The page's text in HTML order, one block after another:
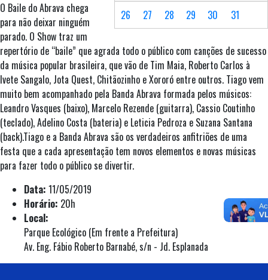
26
27 28 29 30 31
O Baile do Abrava chega
para não deixar ninguém
parado. O Show traz um
repertório de “baile” que agrada todo o público com canções de sucesso
da música popular brasileira, que vão de Tim Maia, Roberto Carlos à
Ivete Sangalo, Jota Quest, Chitãozinho e Xororó entre outros. Tiago vem
muito bem acompanhado pela Banda Abrava formada pelos músicos:
Leandro Vasques (baixo), Marcelo Rezende (guitarra), Cassio Coutinho
(teclado), Adelino Costa (bateria) e Leticia Pedroza e Suzana Santana
(back).Tiago e a Banda Abrava são os verdadeiros anfitriões de uma
festa que a cada apresentação tem novos elementos e novas músicas
para fazer todo o público se divertir.
Data: 11/05/2019
Horário: 20h
Local:
Parque Ecológico (Em frente a Prefeitura)
Av. Eng. Fábio Roberto Barnabé, s/n - Jd. Esplanada